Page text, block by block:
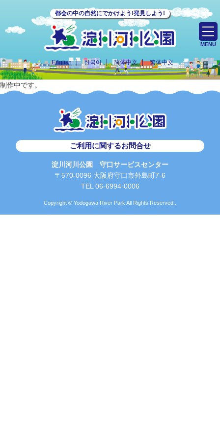
都会の中の自然にでかけよう!発見しよう!
English 한국어 简体中文 繁体中文
MENU
制作中です。
ご利用に関するお問合せ
淀川河川公園 守口サービスセンター
〒570-0096 大阪府守口市外島町7-6
TEL 06-6994-0006
Copyright © Yodogawa River Park All Rights Reserved..